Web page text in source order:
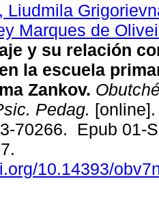
Liudmila
Marques de
y su relación
la escuela
Zankov.
Pedag.
70266. Epub 01-
10.14393/